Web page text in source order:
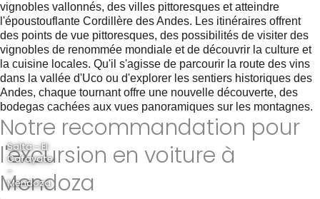
vignobles vallonnés, des villes pittoresques et atteindre
l'époustouflante Cordillère des Andes. Les itinéraires offrent
des points de vue pittoresques, des possibilités de visiter des
vignobles de renommée mondiale et de découvrir la culture et
la cuisine locales. Qu'il s'agisse de parcourir la route des vins
dans la vallée d'Uco ou d'explorer les sentiers historiques des
Andes, chaque tournant offre une nouvelle découverte, des
bodegas cachées aux vues panoramiques sur les montagnes.
Notre recommandation pour
l'excursion en voiture à
Mendoza
Salta - El
Cafayate
-
Mendoza